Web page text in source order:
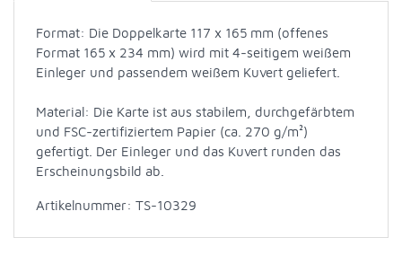
Format: Die Doppelkarte 117 x 165 mm (offenes
Format 165 x 234 mm) wird mit 4-seitigem weißem
Einleger und passendem weißem Kuvert geliefert.
Material: Die Karte ist aus stabilem, durchgefärbtem
und FSC-zertifiziertem Papier (ca. 270 g/m²)
gefertigt. Der Einleger und das Kuvert runden das
Erscheinungsbild ab.
Artikelnummer: TS-10329